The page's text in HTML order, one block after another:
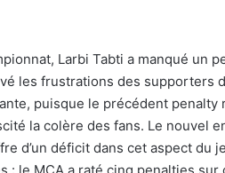
Larbi Tabti a manqué un
les frustrations des supporters
puisque le précédent
la colère des fans. Le nouvel
d’un déficit dans cet aspect du